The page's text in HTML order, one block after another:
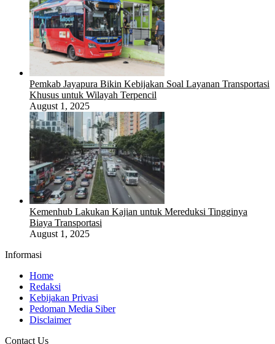
Pemkab Jayapura Bikin Kebijakan Soal Layanan Transportasi
Khusus untuk Wilayah Terpencil
August 1, 2025
Kemenhub Lakukan Kajian untuk Mereduksi Tingginya
Biaya Transportasi
August 1, 2025
Informasi
Home
Redaksi
Kebijakan Privasi
Pedoman Media Siber
Disclaimer
Contact Us